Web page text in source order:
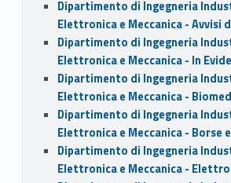
Dipartimento di Ingegneria
Elettronica e Meccanica - Avvisi
Dipartimento di Ingegneria
Elettronica e Meccanica - In
Dipartimento di Ingegneria
Elettronica e Meccanica -
Dipartimento di Ingegneria
Elettronica e Meccanica - Borse
Dipartimento di Ingegneria
Elettronica e Meccanica -